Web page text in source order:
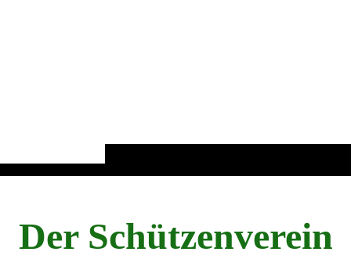
Der Schützenverein